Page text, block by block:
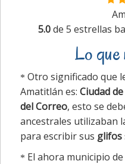
5.0de 5 estrellas
Lo que
Otro significado que
Amatitlán es: Ciudad
del Correo, esto se
ancestrales utilizaban
para escribir sus glifos
El ahora municipio